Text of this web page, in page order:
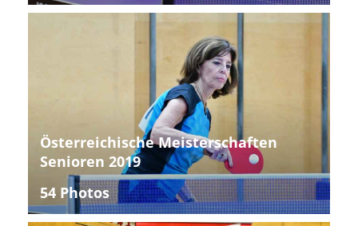
Österreichische Meisterschaften
Senioren 2019
54 Photos